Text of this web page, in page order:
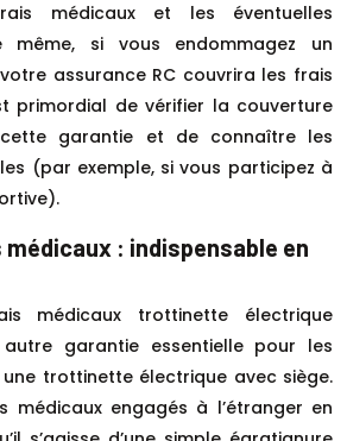
médicaux et les éventuelles
même, si vous endommagez un
assurance RC couvrira les frais
primordial de vérifier la couverture
garantie et de connaître les
(par exemple, si vous participez à
: indispensable en
médicaux trottinette électrique
garantie essentielle pour les
trottinette électrique avec siège.
médicaux engagés à l’étranger en